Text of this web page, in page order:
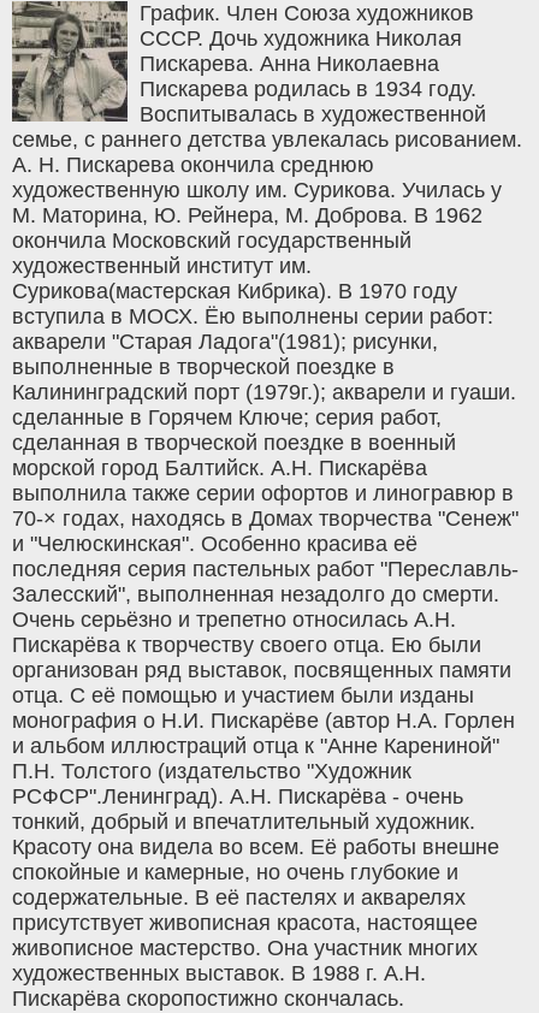
График. Член Союза художников
СССР. Дочь художника Николая
Пискарева. Анна Николаевна
Пискарева родилась в 1934 году.
Воспитывалась в художественной
семье, с раннего детства увлекалась рисованием.
А. Н. Пискарева окончила среднюю
художественную школу им. Сурикова. Училась у
М. Маторина, Ю. Рейнера, М. Доброва. В 1962
окончила Московский государственный
художественный институт им.
Сурикова(мастерская Кибрика). В 1970 году
вступила в МОСХ. Ёю выполнены серии работ:
акварели "Старая Ладога"(1981); рисунки,
выполненные в творческой поездке в
Калининградский порт (1979г.); акварели и гуаши.
сделанные в Горячем Ключе; серия работ,
сделанная в творческой поездке в военный
морской город Балтийск. А.Н. Пискарёва
выполнила также серии офортов и линогравюр в
70-× годах, находясь в Домах творчества "Сенеж"
и "Челюскинская". Особенно красива её
последняя серия пастельных работ "Переславль-
Залесский", выполненная незадолго до смерти.
Очень серьёзно и трепетно относилась А.Н.
Пискарёва к творчеству своего отца. Ею были
организован ряд выставок, посвященных памяти
отца. С её помощью и участием были изданы
монография о Н.И. Пискарёве (автор Н.А. Горлен
и альбом иллюстраций отца к "Анне Карениной"
П.Н. Толстого (издательство "Художник
РСФСР".Ленинград). А.Н. Пискарёва - очень
тонкий, добрый и впечатлительный художник.
Красоту она видела во всем. Её работы внешне
спокойные и камерные, но очень глубокие и
содержательные. В её пастелях и акварелях
присутствует живописная красота, настоящее
живописное мастерство. Она участник многих
художественных выставок. В 1988 г. А.Н.
Пискарёва скоропостижно скончалась.